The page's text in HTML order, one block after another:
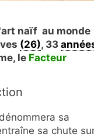
naïf au monde
(26), 33
le Facteur
sa
sa chute